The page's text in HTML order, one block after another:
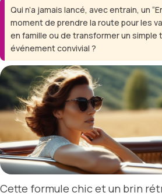
Qui n’a jamais lancé, avec entrain, un
moment de prendre la route pour les
en famille ou de transformer un simple
événement convivial ?
Cette formule chic et un brin